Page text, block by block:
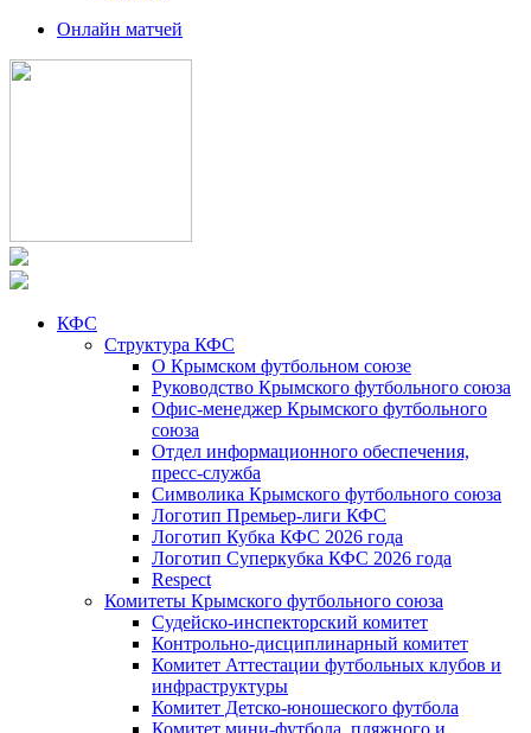
Онлайн матчей
КФС
Структура КФС
О Крымском футбольном союзе
Руководство Крымского футбольного союза
Офис-менеджер Крымского футбольного
союза
Отдел информационного обеспечения,
пресс-служба
Символика Крымского футбольного союза
Логотип Премьер-лиги КФС
Логотип Кубка КФС 2026 года
Логотип Суперкубка КФС 2026 года
Respect
Комитеты Крымского футбольного союза
Судейско-инспекторский комитет
Контрольно-дисциплинарный комитет
Комитет Аттестации футбольных клубов и
инфраструктуры
Комитет Детско-юношеского футбола
Комитет мини-футбола, пляжного и